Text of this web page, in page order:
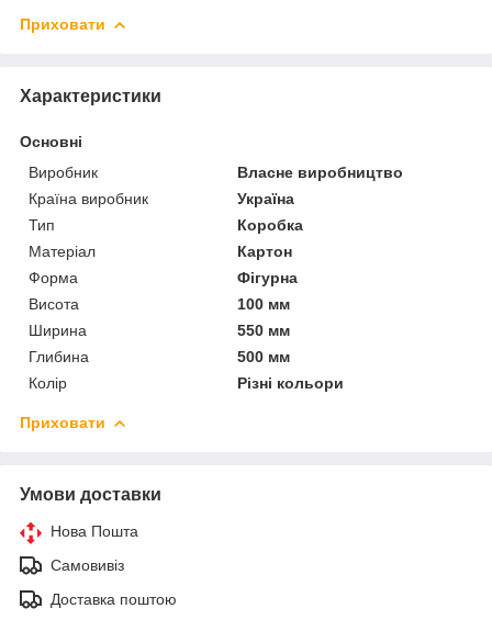
Приховати
Характеристики
Основні
Виробник
Власне виробництво
Країна виробник
Україна
Тип
Коробка
Матеріал
Картон
Форма
Фігурна
Висота
100 мм
Ширина
550 мм
Глибина
500 мм
Колір
Різні кольори
Приховати
Умови доставки
Нова Пошта
Самовивіз
Доставка поштою